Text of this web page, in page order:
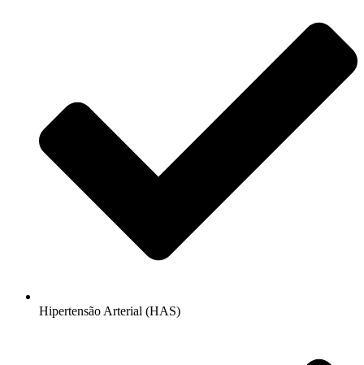
Hipertensão Arterial (HAS)